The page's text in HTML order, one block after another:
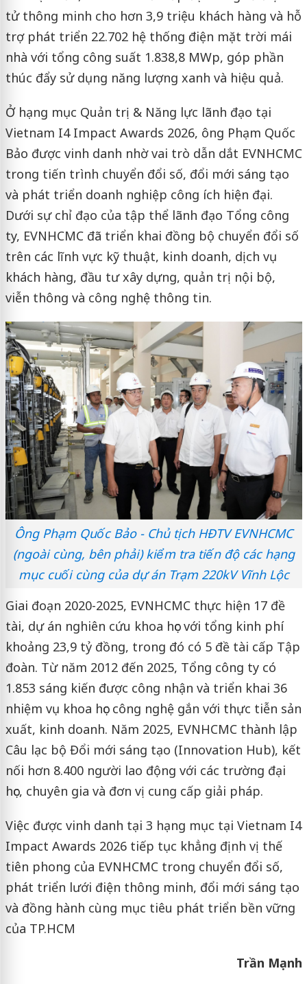
tử thông minh cho hơn 3,9 triệu khách hàng và hỗ
trợ phát triển 22.702 hệ thống điện mặt trời mái
nhà với tổng công suất 1.838,8 MWp, góp phần
thúc đẩy sử dụng năng lượng xanh và hiệu quả.
Ở hạng mục Quản trị & Năng lực lãnh đạo tại
Vietnam I4 Impact Awards 2026, ông Phạm Quốc
Bảo được vinh danh nhờ vai trò dẫn dắt EVNHCMC
trong tiến trình chuyển đổi số, đổi mới sáng tạo
và phát triển doanh nghiệp công ích hiện đại.
Dưới sự chỉ đạo của tập thể lãnh đạo Tổng công
ty, EVNHCMC đã triển khai đồng bộ chuyển đổi số
trên các lĩnh vực kỹ thuật, kinh doanh, dịch vụ
khách hàng, đầu tư xây dựng, quản trị nội bộ,
viễn thông và công nghệ thông tin.
Ông Phạm Quốc Bảo - Chủ tịch HĐTV EVNHCMC
(ngoài cùng, bên phải) kiểm tra tiến độ các hạng
mục cuối cùng của dự án Trạm 220kV Vĩnh Lộc
Giai đoạn 2020-2025, EVNHCMC thực hiện 17 đề
tài, dự án nghiên cứu khoa học với tổng kinh phí
khoảng 23,9 tỷ đồng, trong đó có 5 đề tài cấp Tập
đoàn. Từ năm 2012 đến 2025, Tổng công ty có
1.853 sáng kiến được công nhận và triển khai 36
nhiệm vụ khoa học công nghệ gắn với thực tiễn sản
xuất, kinh doanh. Năm 2025, EVNHCMC thành lập
Câu lạc bộ Đổi mới sáng tạo (Innovation Hub), kết
nối hơn 8.400 người lao động với các trường đại
học, chuyên gia và đơn vị cung cấp giải pháp.
Việc được vinh danh tại 3 hạng mục tại Vietnam I4
Impact Awards 2026 tiếp tục khẳng định vị thế
tiên phong của EVNHCMC trong chuyển đổi số,
phát triển lưới điện thông minh, đổi mới sáng tạo
và đồng hành cùng mục tiêu phát triển bền vững
của TP.HCM
Trần Mạnh